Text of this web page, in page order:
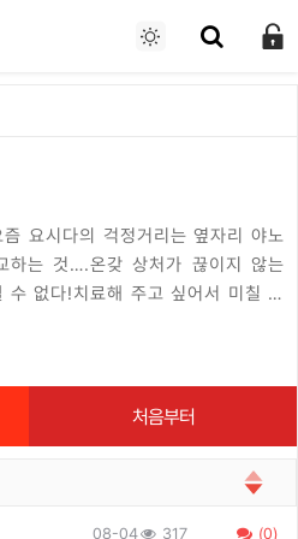
요시다의 걱정거리는 옆자리 야노
하는 것….온갖 상처가 끊이지 않는
수 없다!치료해 주고 싶어서 미칠 것
처음부터
08-04 317 (0)